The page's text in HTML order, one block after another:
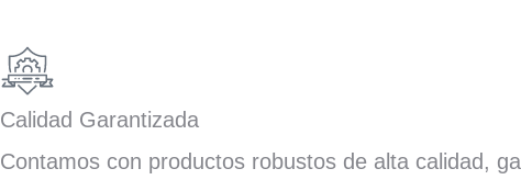
Calidad Garantizada
Contamos con productos robustos de alta calidad,